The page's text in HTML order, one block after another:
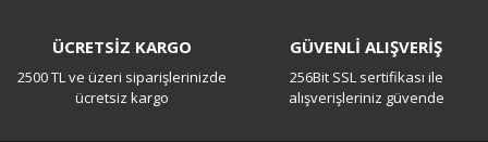
ÜCRETSİZ KARGO
2500 TL ve üzeri siparişlerinizde
ücretsiz kargo
GÜVENLİ ALIŞVERİŞ
256Bit SSL sertifikası ile
alışverişleriniz güvende